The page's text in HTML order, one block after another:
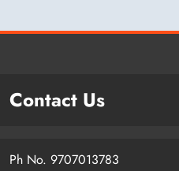
Contact Us
Ph No. 9707013783